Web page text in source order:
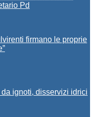
Pd
firmano le proprie
ignoti, disservizi idrici